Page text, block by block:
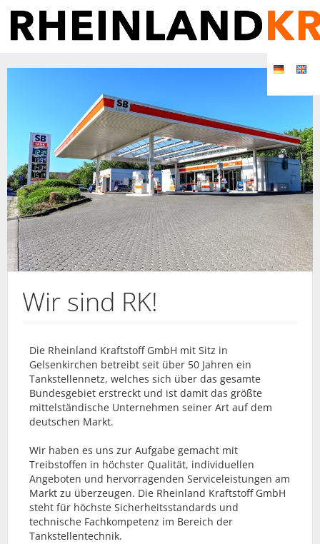
Wir sind RK!
Die Rheinland Kraftstoff GmbH mit Sitz in
Gelsenkirchen betreibt seit über 50 Jahren ein
Tankstellennetz, welches sich über das gesamte
Bundesgebiet erstreckt und ist damit das größte
mittelständische Unternehmen seiner Art auf dem
deutschen Markt.
Wir haben es uns zur Aufgabe gemacht mit
Treibstoffen in höchster Qualität, individuellen
Angeboten und hervorragenden Serviceleistungen am
Markt zu überzeugen. Die Rheinland Kraftstoff GmbH
steht für höchste Sicherheitsstandards und
technische Fachkompetenz im Bereich der
Tankstellentechnik.